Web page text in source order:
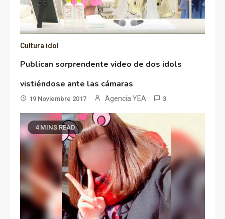
Cultura idol
Publican sorprendente video de dos idols
vistiéndose ante las cámaras
19 Noviembre 2017 Agencia YEA 3
4 MINS READ